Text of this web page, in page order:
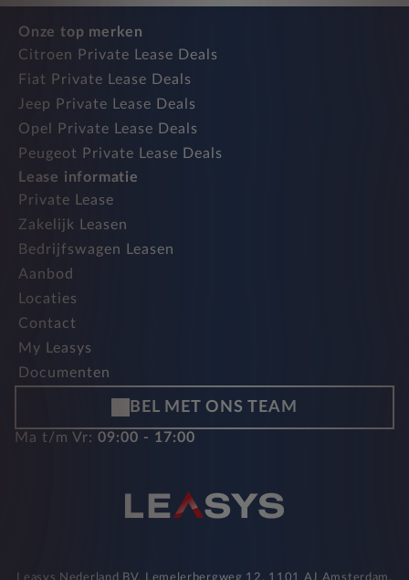
Onze top merken
Citroen Private Lease Deals
Fiat Private Lease Deals
Jeep Private Lease Deals
Opel Private Lease Deals
Peugeot Private Lease Deals
Lease informatie
Private Lease
Zakelijk Leasen
Bedrijfswagen Leasen
Aanbod
Locaties
Contact
My Leasys
Documenten
BEL MET ONS TEAM
Ma t/m Vr: 09:00 - 17:00